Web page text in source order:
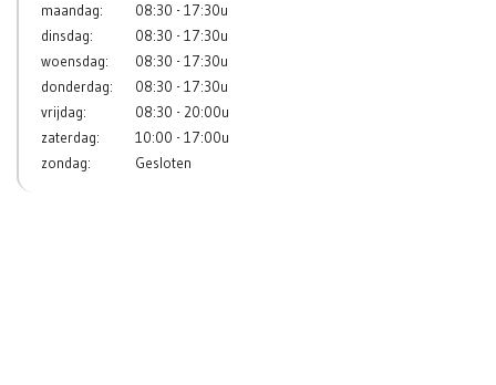
maandag:
08:30 - 17:30u
dinsdag:
08:30 - 17:30u
woensdag:
08:30 - 17:30u
donderdag:
08:30 - 17:30u
vrijdag:
08:30 - 20:00u
zaterdag:
10:00 - 17:00u
zondag:
Gesloten